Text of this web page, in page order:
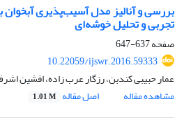
بررسی و آنالیز مدل آسیب‌پذیری آبخوان
تجربی و تحلیل خوشه‌ای
صفحه637-647
10.22059/ijswr.2016.59333
عمار حبیبی کندبن، رزگار عرب زاده، افشین
مشاهده مقاله
اصل مقاله 1.01 M